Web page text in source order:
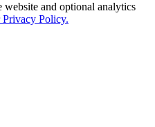
website and optional analytics
Privacy Policy.